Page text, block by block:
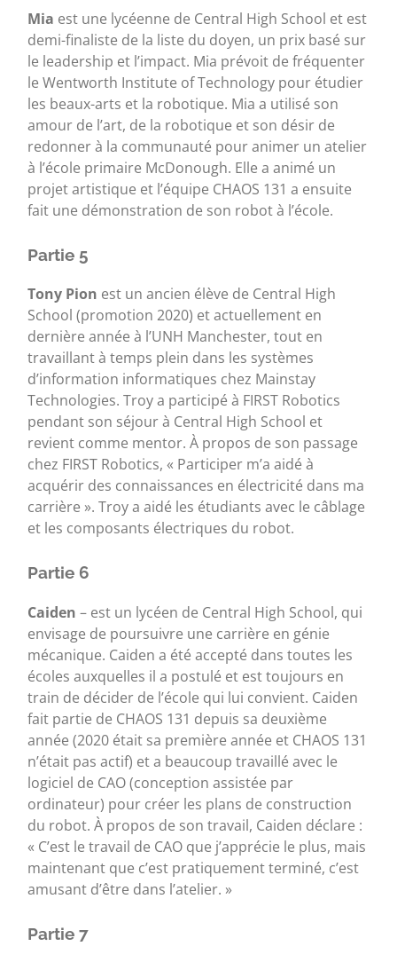
Mia est une lycéenne de Central High School et est
demi-finaliste de la liste du doyen, un prix basé sur
le leadership et l’impact. Mia prévoit de fréquenter
le Wentworth Institute of Technology pour étudier
les beaux-arts et la robotique. Mia a utilisé son
amour de l’art, de la robotique et son désir de
redonner à la communauté pour animer un atelier
à l’école primaire McDonough. Elle a animé un
projet artistique et l’équipe CHAOS 131 a ensuite
fait une démonstration de son robot à l’école.
Partie 5
Tony Pion est un ancien élève de Central High
School (promotion 2020) et actuellement en
dernière année à l’UNH Manchester, tout en
travaillant à temps plein dans les systèmes
d’information informatiques chez Mainstay
Technologies. Troy a participé à FIRST Robotics
pendant son séjour à Central High School et
revient comme mentor. À propos de son passage
chez FIRST Robotics, « Participer m’a aidé à
acquérir des connaissances en électricité dans ma
carrière ». Troy a aidé les étudiants avec le câblage
et les composants électriques du robot.
Partie 6
Caiden – est un lycéen de Central High School, qui
envisage de poursuivre une carrière en génie
mécanique. Caiden a été accepté dans toutes les
écoles auxquelles il a postulé et est toujours en
train de décider de l’école qui lui convient. Caiden
fait partie de CHAOS 131 depuis sa deuxième
année (2020 était sa première année et CHAOS 131
n’était pas actif) et a beaucoup travaillé avec le
logiciel de CAO (conception assistée par
ordinateur) pour créer les plans de construction
du robot. À propos de son travail, Caiden déclare :
« C’est le travail de CAO que j’apprécie le plus, mais
maintenant que c’est pratiquement terminé, c’est
amusant d’être dans l’atelier. »
Partie 7